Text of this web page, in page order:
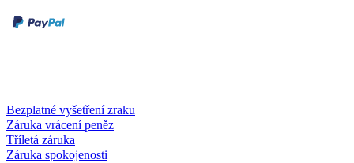
Bezplatné vyšetření zraku
Záruka vrácení peněz
Tříletá záruka
Záruka spokojenosti